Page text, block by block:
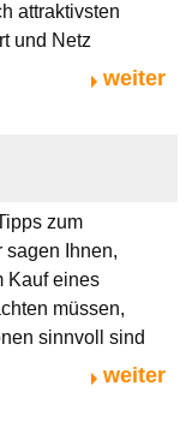
attraktivsten
und Netz
weiter
zum
sagen Ihnen,
Kauf eines
müssen,
sinnvoll sind
weiter